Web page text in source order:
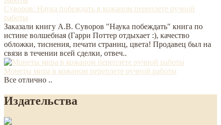
Суворов: Наука побеждать в кожаном переплете ручной
работы
Заказали книгу А.В. Суворов "Наука побеждать" книга по
истине волшебная (Гарри Поттер отдыхает :), качество
обложки, тиснения, печати страниц, цвета! Продавец был на
связи в течении всей сделки, отвеч..
Монеты мира в кожаном переплете ручной работы
Все отлично ..
Издательства